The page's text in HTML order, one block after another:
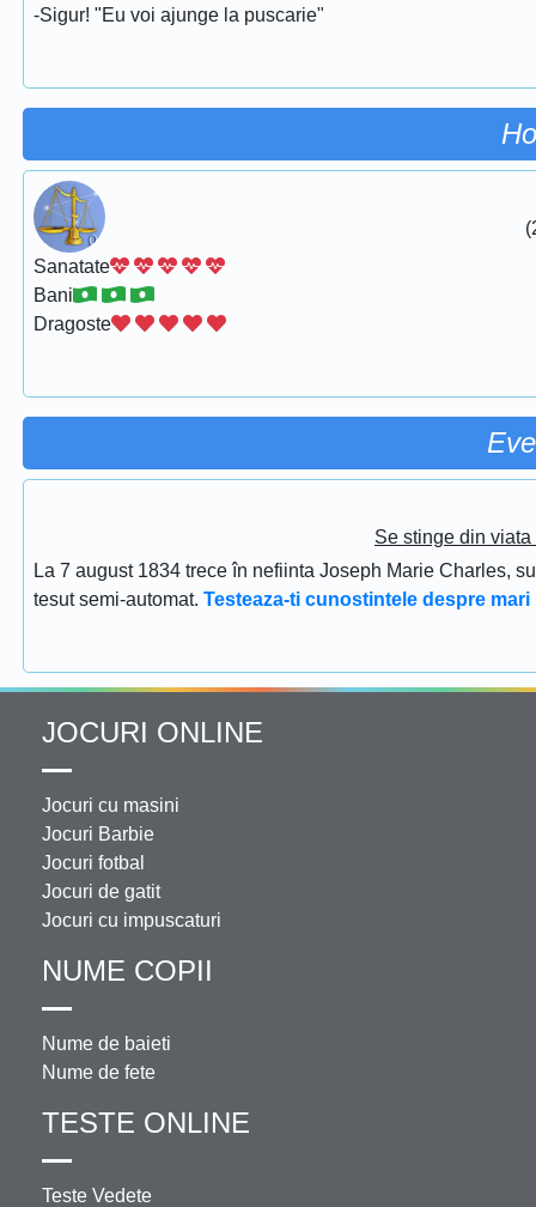
-Sigur! "Eu voi ajunge la puscarie"
Sanatate
Bani
Dragoste
Se stinge din
La 7 august 1834 trece în nefiinta Joseph Marie Charles,
tesut semi-automat. Testeaza-ti cunostintele despre
JOCURI ONLINE
Jocuri cu masini
Jocuri Barbie
Jocuri fotbal
Jocuri de gatit
Jocuri cu impuscaturi
NUME COPII
Nume de baieti
Nume de fete
TESTE ONLINE
Teste Vedete